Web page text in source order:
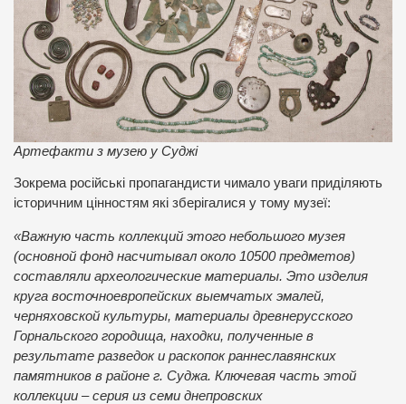
Артефакти з музею у Суджі
Зокрема російські пропагандисти чимало уваги приділяють
історичним цінностям які зберігалися у тому музеї:
«Важную часть коллекций этого небольшого музея
(основной фонд насчитывал около 10500 предметов)
составляли археологические материалы. Это изделия
круга восточноевропейских выемчатых эмалей,
черняховской культуры, материалы древнерусского
Горнальского городища, находки, полученные в
результате разведок и раскопок раннеславянских
памятников в районе г. Суджа. Ключевая часть этой
коллекции – серия из семи днепровских